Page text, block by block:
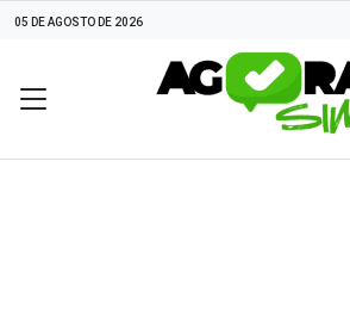
05 DE AGOSTO DE 2026